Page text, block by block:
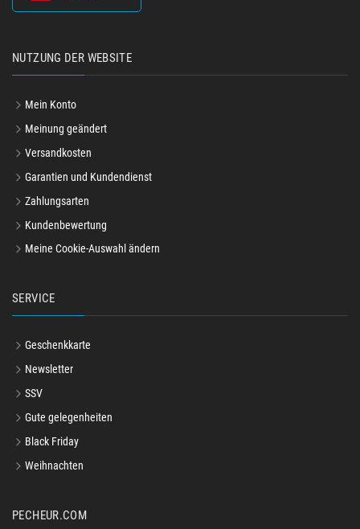
NUTZUNG DER WEBSITE
Mein Konto
Meinung geändert
Versandkosten
Garantien und Kundendienst
Zahlungsarten
Kundenbewertung
Meine Cookie-Auswahl ändern
SERVICE
Geschenkkarte
Newsletter
SSV
Gute gelegenheiten
Black Friday
Weihnachten
PECHEUR.COM